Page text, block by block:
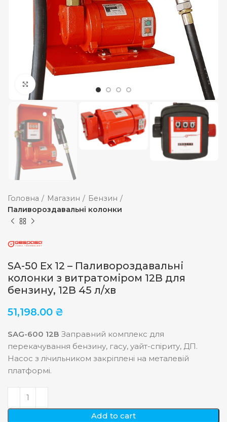
Збільшити
Головна Магазин
Бензин
Паливороздавальні колонки
SA-50 Ex 12 – Паливороздавальні
колонки з витратоміром 12В для
бензину, 12В 45 л/хв
51,198.00 ₴
SAG-600 12В Заправний комплекс для
перекачування бензину, гасу, уайт-спіриту, ДП.
Насос з лічильником закріплені на металевій
платформі.
Add to cart